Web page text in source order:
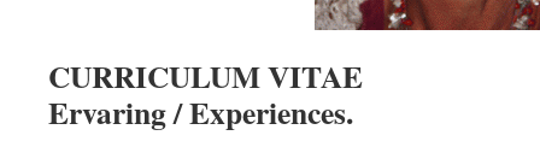
CURRICULUM VITAE
Ervaring / Experiences.